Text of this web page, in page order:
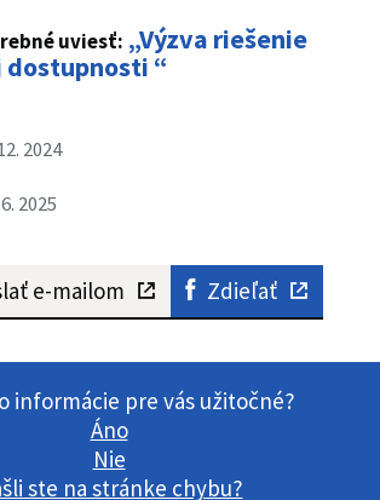
uviesť: „Výzva riešenie
“
2024
2025
e-mailom Zdieľať
informácie pre vás užitočné?
Áno
Nie
ste na stránke chybu?